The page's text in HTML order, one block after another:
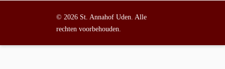
© 2026 St. Annahof Uden. Alle
rechten voorbehouden.